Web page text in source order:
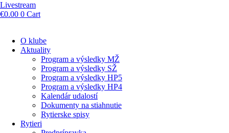
Livestream
€0.00 0 Cart
O klube
Aktuality
Program a výsledky MŽ
Program a výsledky SŽ
Program a výsledky HP5
Program a výsledky HP4
Kalendár udalostí
Dokumenty na stiahnutie
Rytierske spisy
Rytieri